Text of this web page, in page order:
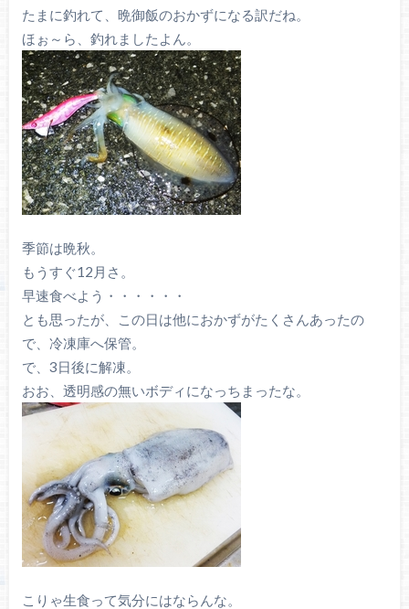
たまに釣れて、晩御飯のおかずになる訳だね。
ほぉ～ら、釣れましたよん。
季節は晩秋。
もうすぐ12月さ。
早速食べよう・・・・・・
とも思ったが、この日は他におかずがたくさんあったの
で、冷凍庫へ保管。
で、3日後に解凍。
おお、透明感の無いボディになっちまったな。
こりゃ生食って気分にはならんな。